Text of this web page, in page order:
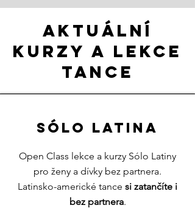
Aktuální
kurzy a lekce
tance
Sólo latina
Open Class lekce a kurzy Sólo Latiny
pro ženy a dívky bez partnera.
Latinsko-americké tance si zatančíte i
bez partnera.